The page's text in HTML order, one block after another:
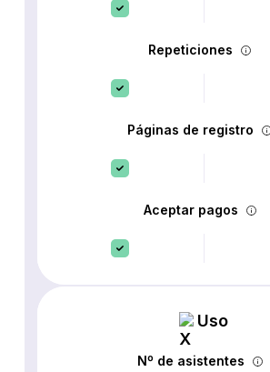
Repeticiones
Páginas de registro
Aceptar pagos
Uso
Nº de asistentes